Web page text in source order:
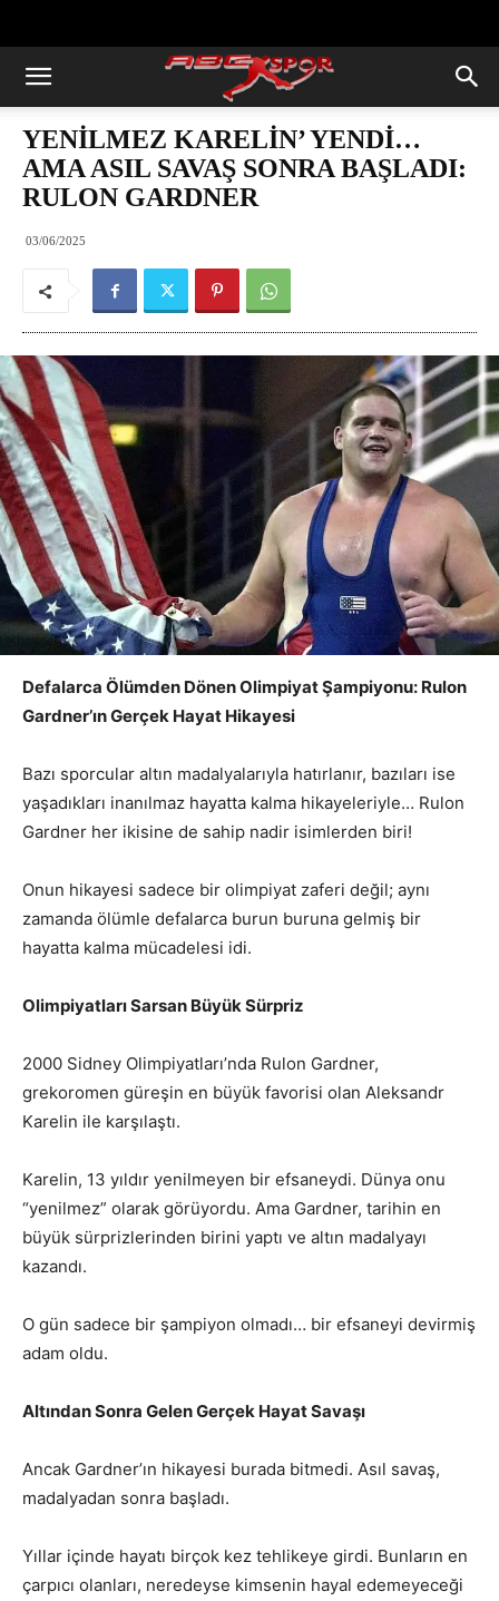
YENİLMEZ KARELİN’ YENDİ…
AMA ASIL SAVAŞ SONRA BAŞLADI:
RULON GARDNER
03/06/2025
Defalarca Ölümden Dönen Olimpiyat Şampiyonu: Rulon
Gardner’ın Gerçek Hayat Hikayesi
Bazı sporcular altın madalyalarıyla hatırlanır, bazıları ise
yaşadıkları inanılmaz hayatta kalma hikayeleriyle… Rulon
Gardner her ikisine de sahip nadir isimlerden biri!
Onun hikayesi sadece bir olimpiyat zaferi değil; aynı
zamanda ölümle defalarca burun buruna gelmiş bir
hayatta kalma mücadelesi idi.
Olimpiyatları Sarsan Büyük Sürpriz
2000 Sidney Olimpiyatları’nda Rulon Gardner,
grekoromen güreşin en büyük favorisi olan Aleksandr
Karelin ile karşılaştı.
Karelin, 13 yıldır yenilmeyen bir efsaneydi. Dünya onu
“yenilmez” olarak görüyordu. Ama Gardner, tarihin en
büyük sürprizlerinden birini yaptı ve altın madalyayı
kazandı.
O gün sadece bir şampiyon olmadı… bir efsaneyi devirmiş
adam oldu.
Altından Sonra Gelen Gerçek Hayat Savaşı
Ancak Gardner’ın hikayesi burada bitmedi. Asıl savaş,
madalyadan sonra başladı.
Yıllar içinde hayatı birçok kez tehlikeye girdi. Bunların en
çarpıcı olanları, neredeyse kimsenin hayal edemeyeceği